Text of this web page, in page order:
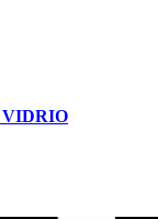
VIDRIO